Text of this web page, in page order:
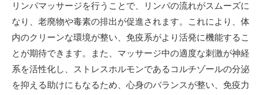
リンパマッサージを行うことで、リンパの流れがスムーズに
なり、老廃物や毒素の排出が促進されます。これにより、体
内のクリーンな環境が整い、免疫系がより活発に機能するこ
とが期待できます。また、マッサージ中の適度な刺激が神経
系を活性化し、ストレスホルモンであるコルチゾールの分泌
を抑える助けにもなるため、心身のバランスが整い、免疫力